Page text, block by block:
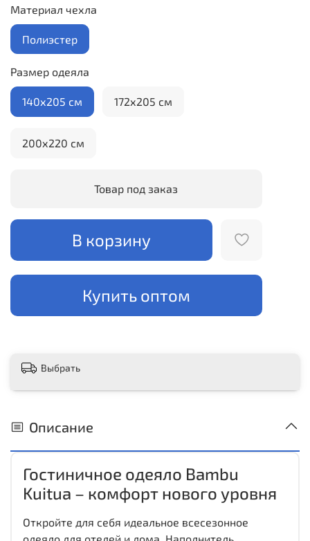
Товар под заказ
В корзину
Купить оптом
Материал чехла
Полиэстер
Размер одеяла
140х205 см 172х205 см
200х220 см
Выбрать
Описание
Гостиничное одеяло Bambu
Kuitua – комфорт нового уровня
Откройте для себя идеальное всесезонное